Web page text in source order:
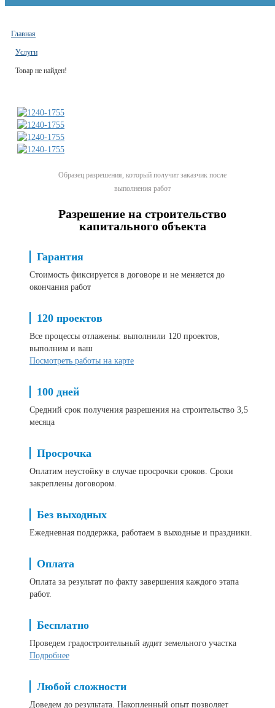
Главная
Услуги
Товар не найден!
Образец разрешения, который получит заказчик после
выполнения работ
Разрешение на строительство
капитального объекта
Гарантия
Стоимость фиксируется в договоре и не меняется до
окончания работ
120 проектов
Все процессы отлажены: выполнили 120 проектов,
выполним и ваш
Посмотреть работы на карте
100 дней
Средний срок получения разрешения на строительство 3,5
месяца
Просрочка
Оплатим неустойку в случае просрочки сроков. Сроки
закреплены договором.
Без выходных
Ежедневная поддержка, работаем в выходные и праздники.
Оплата
Оплата за результат по факту завершения каждого этапа
работ.
Бесплатно
Проведем градостроительный аудит земельного участка
Подробнее
Любой сложности
Доведем до результата. Накопленный опыт позволяет